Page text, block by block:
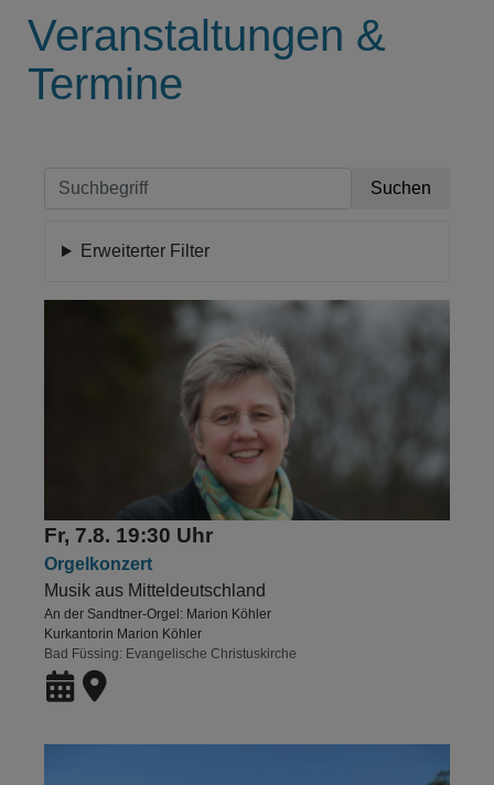
Veranstaltungen &
Termine
Erweiterter Filter
Fr, 7.8. 19:30 Uhr
Orgelkonzert
Musik aus Mitteldeutschland
An der Sandtner-Orgel: Marion Köhler
Kurkantorin Marion Köhler
Bad Füssing
Evangelische Christuskirche